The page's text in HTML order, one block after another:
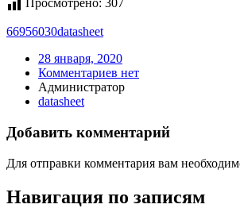
Просмотрено: 307
66956030datasheet
28 января, 2020
Комментариев нет
Администратор
datasheet
Добавить комментарий
Для отправки комментария вам
Навигация по записям